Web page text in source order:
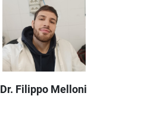
Dr. Filippo Melloni